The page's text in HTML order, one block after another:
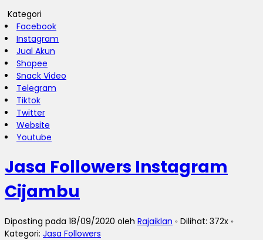
Kategori
Facebook
Instagram
Jual Akun
Shopee
Snack Video
Telegram
Tiktok
Twitter
Website
Youtube
Jasa Followers Instagram
Cijambu
Diposting pada 18/09/2020 oleh Rajaiklan ◦ Dilihat: 372x ◦
Kategori: Jasa Followers